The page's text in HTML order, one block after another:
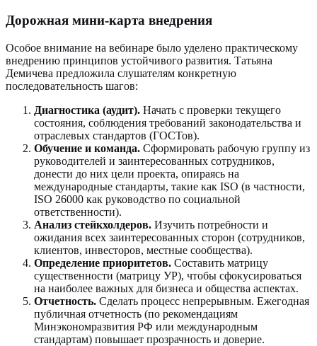
Дорожная мини-карта внедрения
Особое внимание на вебинаре было уделено практическому
внедрению принципов устойчивого развития. Татьяна
Демичева предложила слушателям конкретную
последовательность шагов:
Диагностика (аудит). Начать с проверки текущего
состояния, соблюдения требований законодательства и
отраслевых стандартов (ГОСТов).
Обучение и команда. Сформировать рабочую группу из
руководителей и заинтересованных сотрудников,
донести до них цели проекта, опираясь на
международные стандарты, такие как ISO (в частности,
ISO 26000 как руководство по социальной
ответственности).
Анализ стейкхолдеров. Изучить потребности и
ожидания всех заинтересованных сторон (сотрудников,
клиентов, инвесторов, местные сообщества).
Определение приоритетов. Составить матрицу
существенности (матрицу УР), чтобы сфокусироваться
на наиболее важных для бизнеса и общества аспектах.
Отчетность. Сделать процесс непрерывным. Ежегодная
публичная отчетность (по рекомендациям
Минэкономразвития РФ или международным
стандартам) повышает прозрачность и доверие.